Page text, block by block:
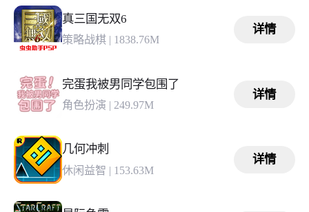
真三国无双6
策略战棋| 1838.76M
详情
完蛋我被男同学包围了
角色扮演 | 249.97M
详情
几何冲刺
休闲益智 | 153.63M
详情